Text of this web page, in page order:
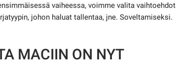
vaiheessa, voimme valita vaihtoehdot
johon haluat tallentaa, jne. Soveltamiseksi.
MACIIN ON NYT